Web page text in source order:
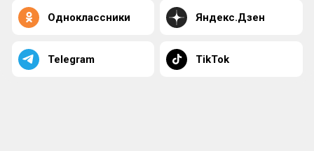
Одноклассники Яндекс.Дзен
Telegram TikTok